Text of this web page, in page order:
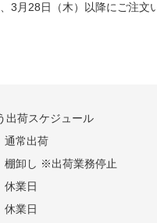
3月28日（木）以降にご注文
出荷スケジュール
通常出荷
棚卸し ※出荷業務停止
休業日
休業日